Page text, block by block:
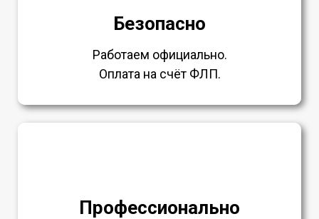
Безопасно
Работаем официально.
Оплата на счёт ФЛП.
Профессионально